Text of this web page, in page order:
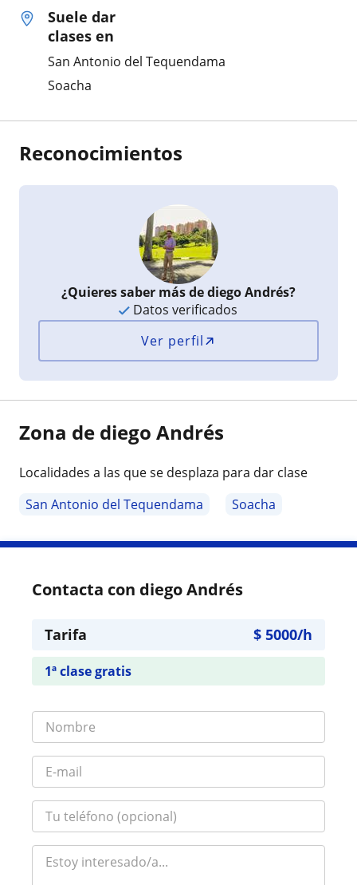
Suele dar
clases en
San Antonio del Tequendama
Soacha
Reconocimientos
¿Quieres saber más de diego Andrés?
Datos verificados
Ver perfil
Zona de diego Andrés
Localidades a las que se desplaza para dar clase
San Antonio del Tequendama
Soacha
Contacta con diego Andrés
Tarifa $ 5000/h
1ª clase gratis